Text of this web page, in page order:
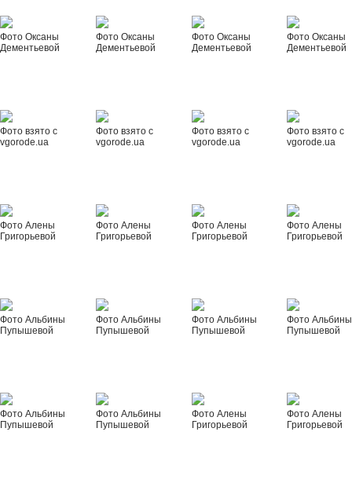
Фото Оксаны
Дементьевой
Фото Оксаны
Дементьевой
Фото Оксаны
Дементьевой
Фото Оксаны
Дементьевой
Фото взято с
vgorode.ua
Фото взято с
vgorode.ua
Фото взято с
vgorode.ua
Фото взято с
vgorode.ua
Фото Алены
Григорьевой
Фото Алены
Григорьевой
Фото Алены
Григорьевой
Фото Алены
Григорьевой
Фото Альбины
Пупышевой
Фото Альбины
Пупышевой
Фото Альбины
Пупышевой
Фото Альбины
Пупышевой
Фото Альбины
Пупышевой
Фото Альбины
Пупышевой
Фото Алены
Григорьевой
Фото Алены
Григорьевой